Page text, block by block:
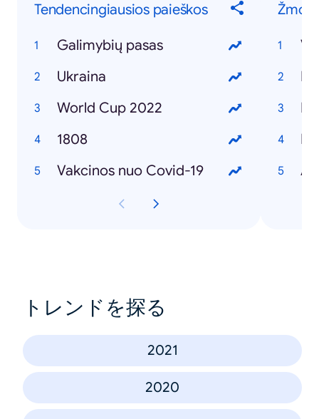
Tendencingiausios paieškos
Galimybių pasas
Ukraina
World Cup 2022
1808
Vakcinos nuo Covid-19
トレンドを探る
2021
2020